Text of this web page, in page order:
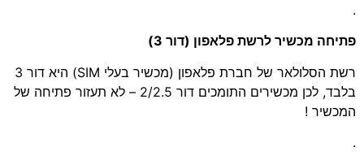
.
פתיחה מכשיר לרשת פלאפון (דור 3)
רשת הסלולאר של חברת פלאפון (מכשיר בעלי SIM) היא דור 3
בלבד, לכן מכשירים התומכים דור 2/2.5 – לא תעזור פתיחה של
המכשיר !
.